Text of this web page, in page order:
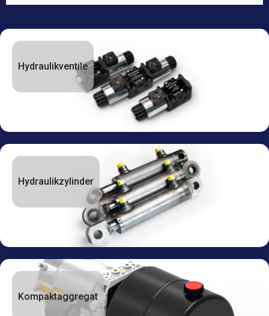
Hydraulikventile
Hydraulikzylinder
Kompaktaggregat